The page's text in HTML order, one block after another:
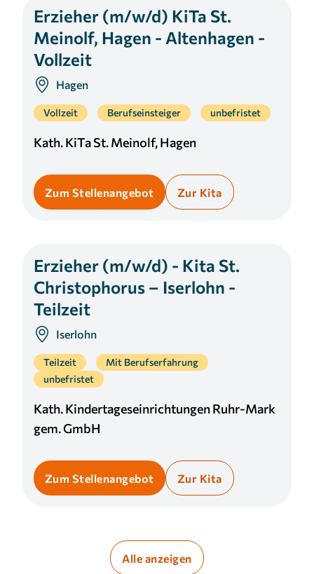
Erzieher (m/w/d) KiTa St.
Meinolf, Hagen - Altenhagen -
Vollzeit
Hagen
Vollzeit Berufseinsteiger unbefristet
Kath. KiTa St. Meinolf, Hagen
Zum Stellenangebot Zur Kita
Erzieher (m/w/d) - Kita St.
Christophorus – Iserlohn -
Teilzeit
Iserlohn
Teilzeit
Mit Berufserfahrung
unbefristet
Kath. Kindertageseinrichtungen Ruhr-Mark
gem. GmbH
Zum Stellenangebot Zur Kita
Alle anzeigen